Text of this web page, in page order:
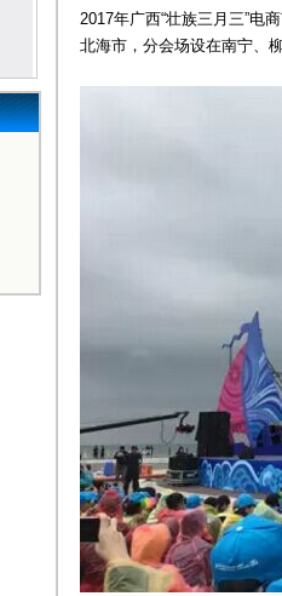
2017年广西“壮族三月三”电
北海市，分会场设在南宁、